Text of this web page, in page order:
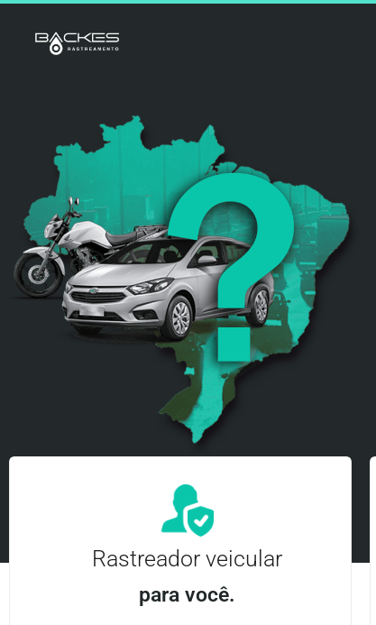
Rastreador veicular
para você.